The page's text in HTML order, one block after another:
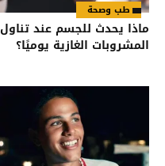
طب وصحة
ماذا يحدث للجسم عند تناول
المشروبات الغازية يوميًا؟